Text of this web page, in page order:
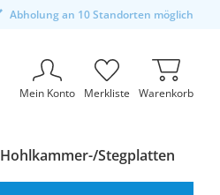
Abholung an 10 Standorten möglich
Mein Konto Merkliste Warenkorb
Hohlkammer-/Stegplatten